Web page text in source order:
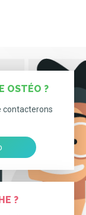
OSTÉO ?
contacterons
?